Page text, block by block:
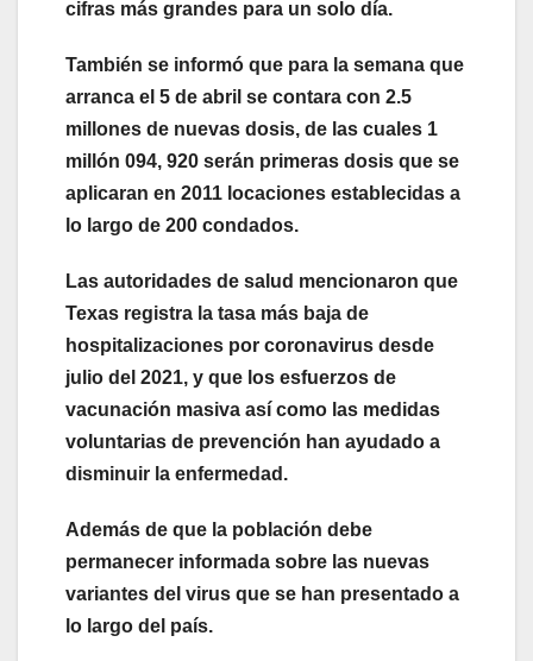
cifras más grandes para un solo día.
También se informó que para la semana que
arranca el 5 de abril se contara con 2.5
millones de nuevas dosis, de las cuales 1
millón 094, 920 serán primeras dosis que se
aplicaran en 2011 locaciones establecidas a
lo largo de 200 condados.
Las autoridades de salud mencionaron que
Texas registra la tasa más baja de
hospitalizaciones por coronavirus desde
julio del 2021, y que los esfuerzos de
vacunación masiva así como las medidas
voluntarias de prevención han ayudado a
disminuir la enfermedad.
Además de que la población debe
permanecer informada sobre las nuevas
variantes del virus que se han presentado a
lo largo del país.